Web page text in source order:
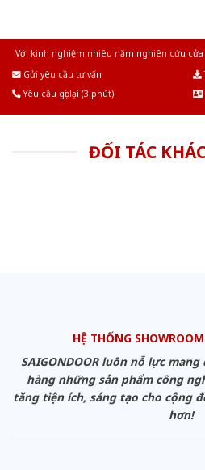
Với kinh nghiệm nhiêu năm nghiên cứu
Gửi yêu cầu tư vấn
Yêu cầu gọi lại (3 phút)
ĐỐI TÁC
HỆ THỐNG
SAIGONDOOR luôn nỗ lực
hàng những sản phẩm công
tăng tiện ích, sáng tạo cho cộng
hơn!